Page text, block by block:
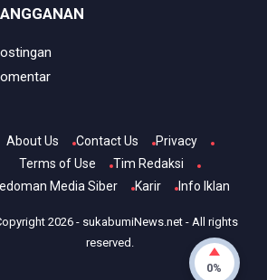
About Us Contact Us
Privacy
Terms of Use
Tim Redaksi
Media Siber
Karir Info Iklan
2026 - sukabumiNews.net - All rights
reserved.
0%